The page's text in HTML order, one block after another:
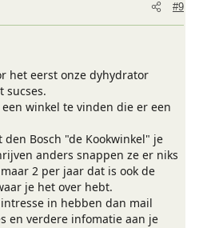
#9
het eerst onze dyhydrator
sucses.
winkel te vinden die er een
Bosch "de Kookwinkel" je
anders snappen ze er niks
2 per jaar dat is ook de
je het over hebt.
in hebben dan mail
en verdere infomatie aan je